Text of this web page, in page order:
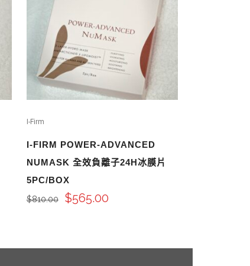
I-Firm
I-FIRM POWER-ADVANCED
NUMASK 全效負離子24H冰膜片
5PC/BOX
$810.00 $565.00